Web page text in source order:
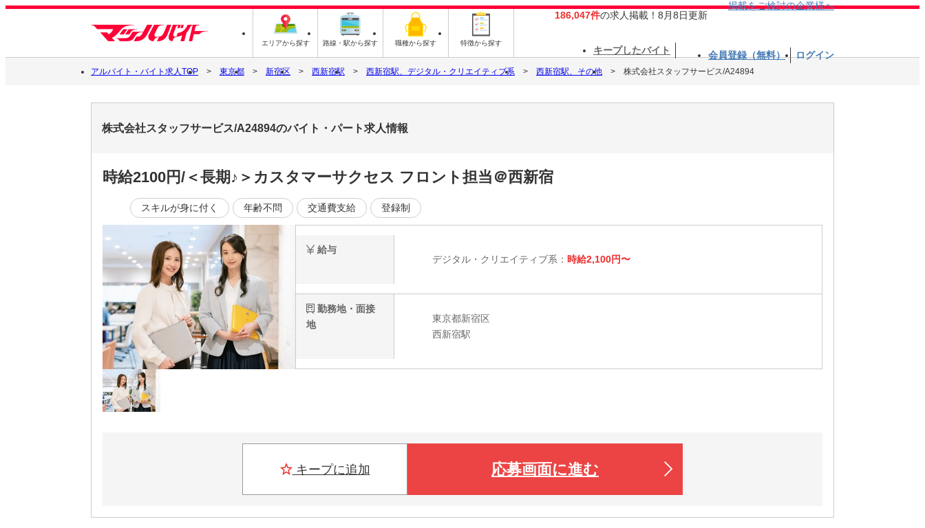
エリアから探す 路線・駅から探す 職種から探す 特徴から探す
186,047件の求人掲載！8月8日更新
掲載をご検討の企業様へ
キープしたバイト 会員登録（無料） ログイン
アルバイト・バイト求人TOP 東京都 新宿区 西新宿駅 西新宿駅、デジタル・クリエイティブ系 西新宿駅、その他 株式会社スタッフサービス/A24894
株式会社スタッフサービス/A24894のバイト・パート求人情報
時給2100円/＜長期♪＞カスタマーサクセス フロント担当＠西新宿
スキルが身に付く 年齢不問 交通費支給 登録制
給与
デジタル・クリエイティブ系： 時給2,100円〜
勤務地・面接
地
東京都新宿区
西新宿駅
キープに追加 応募画面に進む